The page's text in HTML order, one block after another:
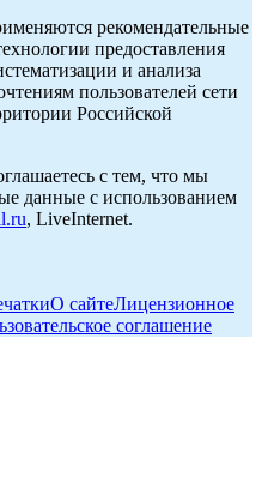
рекомендательные
предоставления
и анализа
пользователей сети
Российской
с тем, что мы
данные с использованием
, LiveInternet.
О сайтеЛицензионное
соглашение